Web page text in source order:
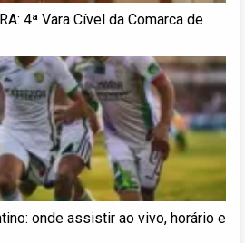
4ª Vara Cível da Comarca de
onde assistir ao vivo, horário e